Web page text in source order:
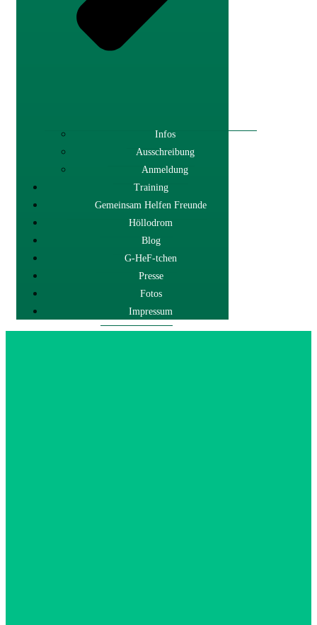
Infos
Ausschreibung
Anmeldung
Training
Gemeinsam Helfen Freunde
Höllodrom
Blog
G-HeF-tchen
Presse
Fotos
Impressum